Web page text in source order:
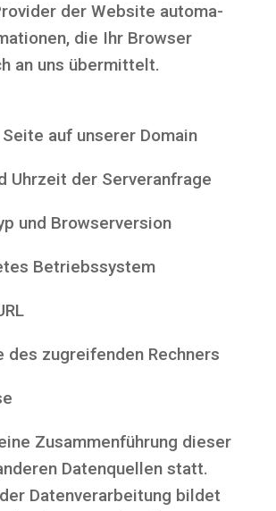
der Web­site auto­ma­
die Ihr Brow­ser
an uns über­mit­telt.
Sei­te auf unse­rer Domain
Uhr­zeit der Serveranfrage
und Browserversion
Betriebssystem
des zugrei­fen­den Rechners
Zusam­men­füh­rung die­ser
Daten­quel­len statt.
Daten­ver­ar­bei­tung bil­det